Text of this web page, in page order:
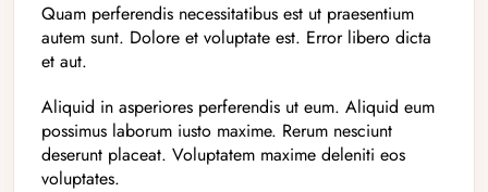
Quam perferendis necessitatibus est ut praesentium
autem sunt. Dolore et voluptate est. Error libero dicta
et aut.
Aliquid in asperiores perferendis ut eum. Aliquid eum
possimus laborum iusto maxime. Rerum nesciunt
deserunt placeat. Voluptatem maxime deleniti eos
voluptates.